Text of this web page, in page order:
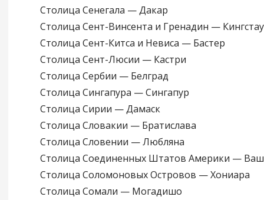
Столица Сенегала — Дакар
Столица Сент-Винсента и Гренадин —
Столица Сент-Китса и Невиса — Бастер
Столица Сент-Люсии — Кастри
Столица Сербии — Белград
Столица Сингапура — Сингапур
Столица Сирии — Дамаск
Столица Словакии — Братислава
Столица Словении — Любляна
Столица Соединенных Штатов Америки —
Столица Соломоновых Островов — Хониара
Столица Сомали — Могадишо